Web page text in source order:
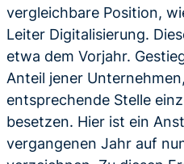
vergleichbare Position,
Leiter Digitalisierung.
etwa dem Vorjahr.
Anteil jener
entsprechende Stelle
besetzen. Hier ist ein
vergangenen Jahr auf